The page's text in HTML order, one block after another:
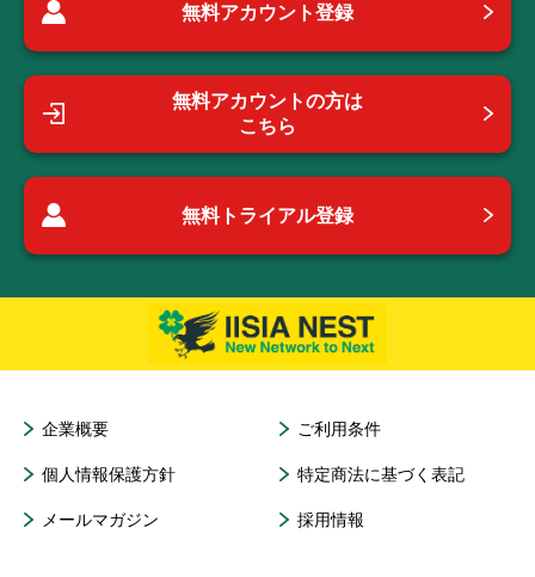
無料アカウント登録
無料アカウントの方は
こちら
無料トライアル登録
企業概要 ご利用条件
個人情報保護方針 特定商法に基づく表記
メールマガジン 採用情報